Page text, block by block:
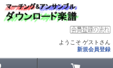
ようこそ ゲストさん
新規会員登録